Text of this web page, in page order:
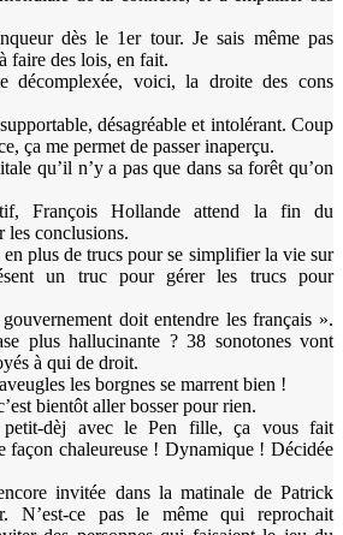
dès le 1er tour. Je sais même pas
faire des lois, en fait.
voici, la droite des cons
désagréable et intolérant. Coup
ça me permet de passer inaperçu.
qu’il n’y a pas que dans sa forêt qu’on
François Hollande attend la fin du
les conclusions.
plus de trucs pour se simplifier la vie sur
un truc pour gérer les trucs pour
doit entendre les français ».
plus hallucinante ? 38 sonotones vont
à qui de droit.
les borgnes se marrent bien !
bientôt aller bosser pour rien.
dèj avec le Pen fille, ça vous fait
façon chaleureuse ! Dynamique ! Décidée
invitée dans la matinale de Patrick
N’est-ce pas le même qui reprochait